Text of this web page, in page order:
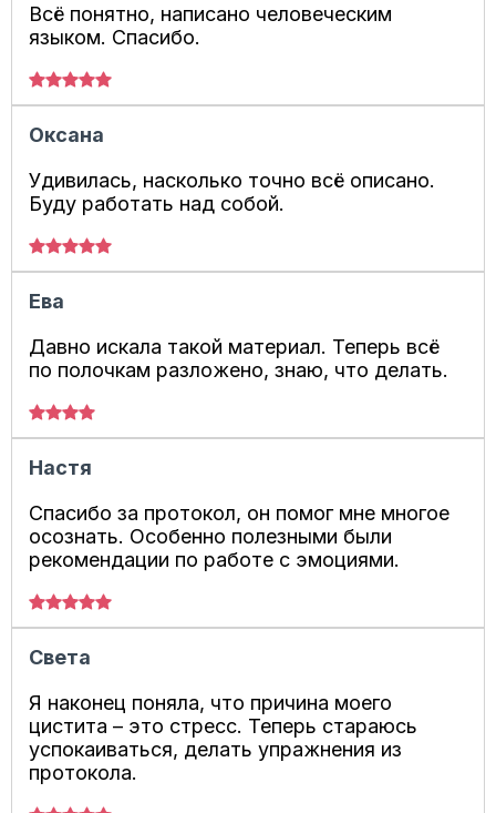
Всё понятно, написано человеческим
языком. Спасибо.
Оксана
Удивилась, насколько точно всё описано.
Буду работать над собой.
Ева
Давно искала такой материал. Теперь всё
по полочкам разложено, знаю, что делать.
Настя
Спасибо за протокол, он помог мне многое
осознать. Особенно полезными были
рекомендации по работе с эмоциями.
Света
Я наконец поняла, что причина моего
цистита – это стресс. Теперь стараюсь
успокаиваться, делать упражнения из
протокола.